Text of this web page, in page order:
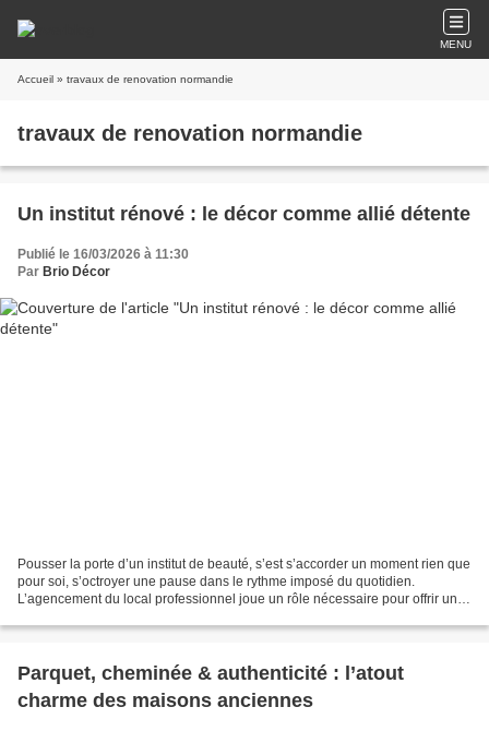
MENU
Accueil » travaux de renovation normandie
travaux de renovation normandie
Un institut rénové : le décor comme allié détente
Publié le 16/03/2026 à 11:30
Par Brio Décor
Pousser la porte d’un institut de beauté, s’est s’accorder un moment rien que
pour soi, s’octroyer une pause dans le rythme imposé du quotidien.
L’agencement du local professionnel joue un rôle nécessaire pour offrir un
Parquet, cheminée & authenticité : l’atout
charme des maisons anciennes